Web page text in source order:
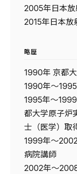
2005年日本
2015年日本放
略歴
1990年 京都
1990年～
1995年～
都大学原子炉
士（医学）取
1999年～
病院講師
2002年～